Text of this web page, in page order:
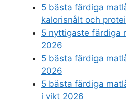
5 bästa färdiga
kalorisnålt och
5 nyttigaste färdiga
2026
5 bästa färdiga
2026
5 bästa färdiga
i vikt 2026